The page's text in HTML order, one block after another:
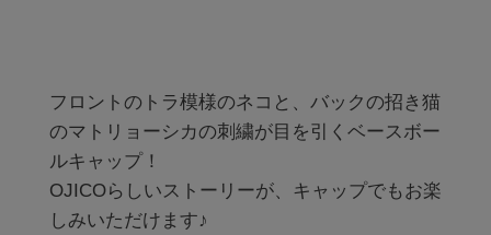
フロントのトラ模様のネコと、バックの招き猫
のマトリョーシカの刺繍が目を引くベースボー
ルキャップ！
OJICOらしいストーリーが、キャップでもお楽
しみいただけます♪